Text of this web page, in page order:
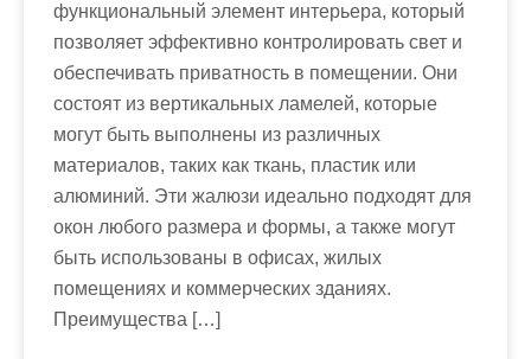
функциональный элемент интерьера, который
позволяет эффективно контролировать свет и
обеспечивать приватность в помещении. Они
состоят из вертикальных ламелей, которые
могут быть выполнены из различных
материалов, таких как ткань, пластик или
алюминий. Эти жалюзи идеально подходят для
окон любого размера и формы, а также могут
быть использованы в офисах, жилых
помещениях и коммерческих зданиях.
Преимущества […]